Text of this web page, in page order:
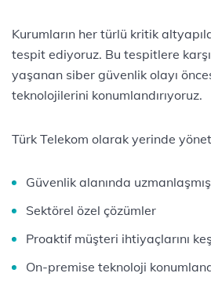
Kurumların her türlü kritik
tespit ediyoruz. Bu tespitlere
yaşanan siber güvenlik olayı
teknolojilerini konumlandırıyoruz.
Türk Telekom olarak yerinde
Güvenlik alanında
Sektörel özel çözümler
Proaktif müşteri ihtiyaçlarını
On-premise teknoloji